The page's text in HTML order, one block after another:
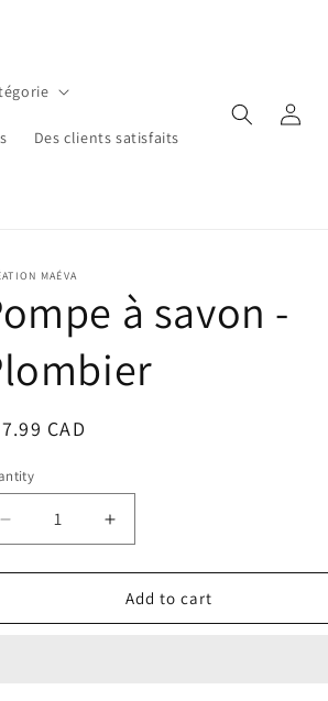
Des clients satisfaits
Log
in
MAÉVA
à savon -
CAD
Decrease
quantity
for
à
Increase
quantity
for
Pompe
à
Add to cart